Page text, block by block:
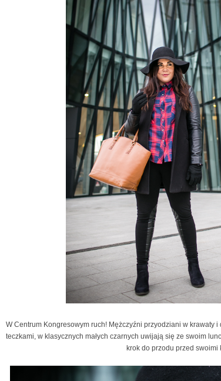
W Centrum Kongresowym ruch! Mężczyźni przyodziani w krawaty
teczkami, w klasycznych małych czarnych uwijają się ze swoim
krok do przodu przed swoimi